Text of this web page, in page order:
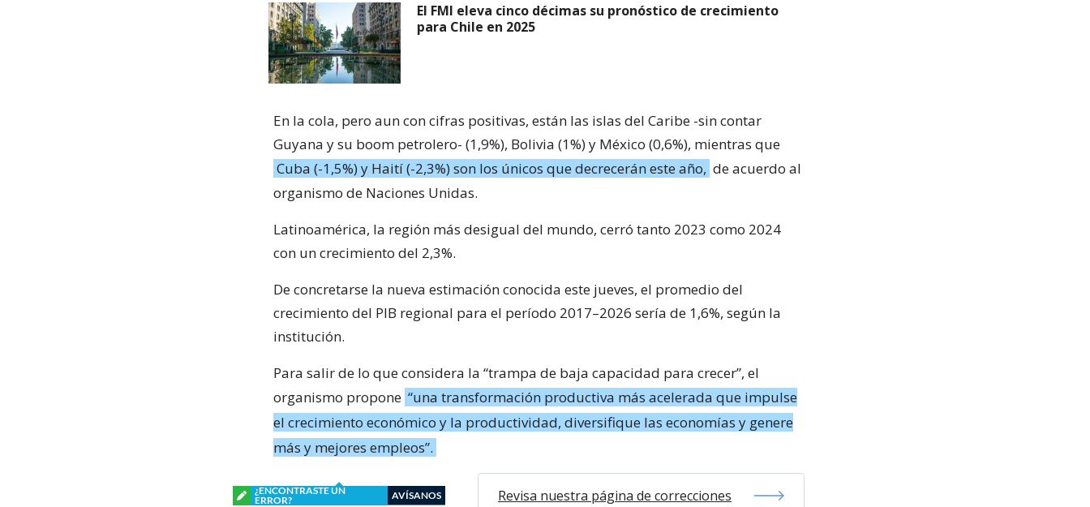
El FMI eleva cinco décimas su pronóstico de crecimiento
para Chile en 2025
En la cola, pero aun con cifras positivas, están las islas del Caribe -sin contar
Guyana y su boom petrolero- (1,9%), Bolivia (1%) y México (0,6%), mientras que
Cuba (-1,5%) y Haití (-2,3%) son los únicos que decrecerán este año, de acuerdo al
organismo de Naciones Unidas.
Latinoamérica, la región más desigual del mundo, cerró tanto 2023 como 2024
con un crecimiento del 2,3%.
De concretarse la nueva estimación conocida este jueves, el promedio del
crecimiento del PIB regional para el período 2017–2026 sería de 1,6%, según la
institución.
Para salir de lo que considera la “trampa de baja capacidad para crecer”, el
organismo propone “una transformación productiva más acelerada que impulse
el crecimiento económico y la productividad, diversifique las economías y genere
más y mejores empleos”.
¿ENCONTRASTE UN
ERROR?
AVÍSANOS Revisa nuestra página de correcciones